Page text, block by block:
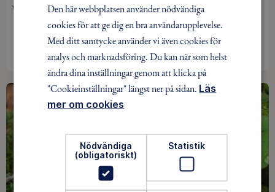
Varberg-Viske / Pågår mellan 29 aug - 5 dec / 4 tillfällen
BOKA
Den här webbplatsen använder nödvändiga
cookies för att ge dig en bra användarupplevelse.
Med ditt samtycke använder vi även cookies för
analys och marknadsföring. Du kan när som helst
ändra dina inställningar genom att klicka på
"Cookieinställningar" längst ner på sidan. Läs
mer om cookies
Nödvändiga
(obligatoriskt)
Statistik